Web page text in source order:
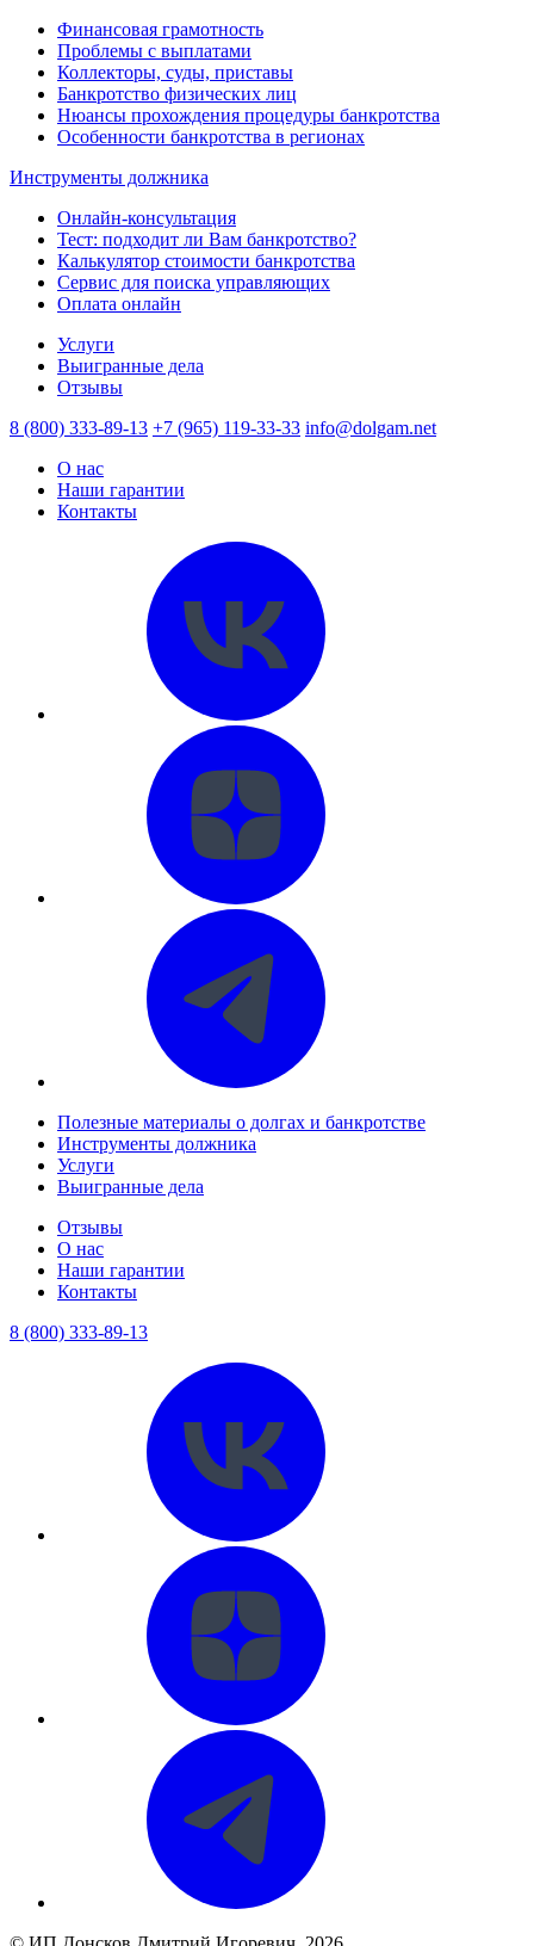
Финансовая грамотность
Проблемы с выплатами
Коллекторы, суды, приставы
Банкротство физических лиц
Нюансы прохождения процедуры банкротства
Особенности банкротства в регионах
Инструменты должника
Онлайн-консультация
Тест: подходит ли Вам банкротство?
Калькулятор стоимости банкротства
Сервис для поиска управляющих
Оплата онлайн
Услуги
Выигранные дела
Отзывы
8 (800) 333-89-13 +7 (965) 119-33-33 info@dolgam.net
О нас
Наши гарантии
Контакты
Полезные материалы о долгах и банкротстве
Инструменты должника
Услуги
Выигранные дела
Отзывы
О нас
Наши гарантии
Контакты
8 (800) 333-89-13